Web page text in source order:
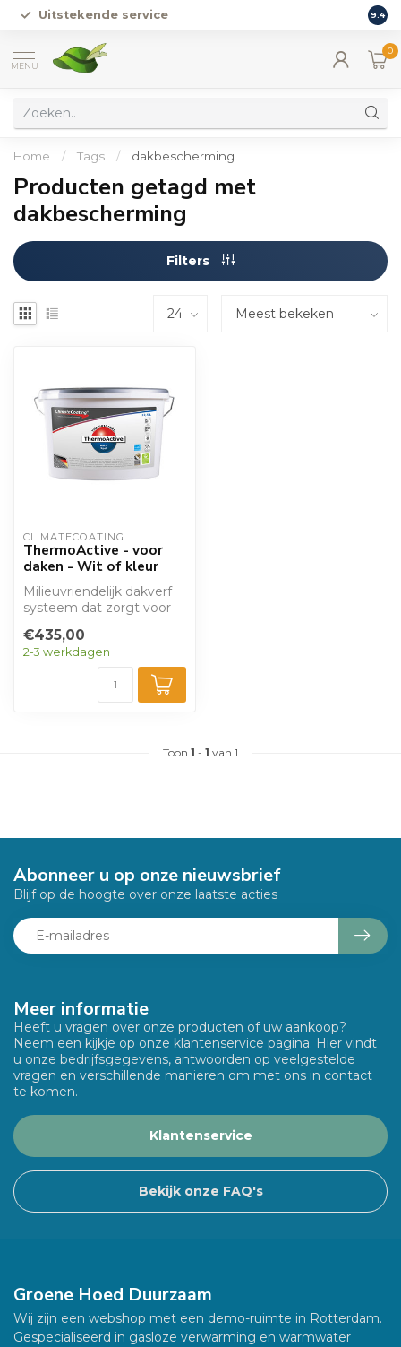
Uitstekende service 9.4
MENU
0
Home / Tags / dakbescherming
Producten getagd met
dakbescherming
Filters
CLIMATECOATING
ThermoActive - voor
daken - Wit of kleur
Milieuvriendelijk dakverf
systeem dat zorgt voor
zomer en...
€435,00
2-3 werkdagen
Toon 1 - 1 van 1
Meer informatie
Heeft u vragen over onze producten of uw aankoop?
Neem een kijkje op onze klantenservice pagina. Hier vindt
u onze bedrijfsgegevens, antwoorden op veelgestelde
vragen en verschillende manieren om met ons in contact
te komen.
Klantenservice
Bekijk onze FAQ's
Abonneer u op onze nieuwsbrief
Blijf op de hoogte over onze laatste acties
Groene Hoed Duurzaam
Wij zijn een webshop met een demo-ruimte in Rotterdam.
Gespecialiseerd in gasloze verwarming en warmwater